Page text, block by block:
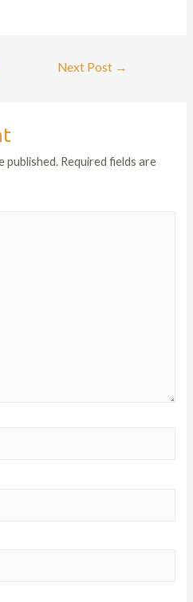
Next Post →
published. Required fields are